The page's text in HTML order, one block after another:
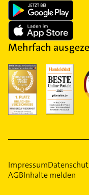
Mehrfach
Impressum
AGBInhalte melden